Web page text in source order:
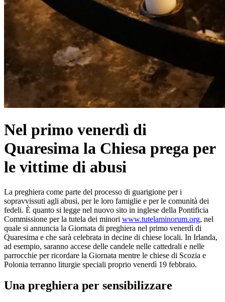
Nel primo venerdì di
Quaresima la Chiesa prega per
le vittime di abusi
La preghiera come parte del processo di guarigione per i
sopravvissuti agli abusi, per le loro famiglie e per le comunità dei
fedeli. È quanto si legge nel nuovo sito in inglese della Pontificia
Commissione per la tutela dei minori www.tutelaminorum.org, nel
quale si annuncia la Giornata di preghiera nel primo venerdì di
Quaresima e che sarà celebrata in decine di chiese locali. In Irlanda,
ad esempio, saranno accese delle candele nelle cattedrali e nelle
parrocchie per ricordare la Giornata mentre le chiese di Scozia e
Polonia terranno liturgie speciali proprio venerdì 19 febbraio.
Una preghiera per sensibilizzare